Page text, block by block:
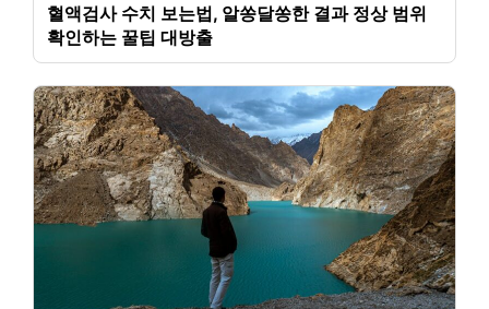
혈액검사 수치 보는법, 알쏭달쏭한 결과 정상 범위
확인하는 꿀팁 대방출